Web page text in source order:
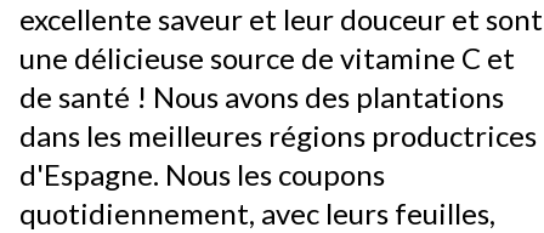
excellente saveur et leur douceur et sont
une délicieuse source de vitamine C et
de santé ! Nous avons des plantations
dans les meilleures régions productrices
d'Espagne. Nous les coupons
quotidiennement, avec leurs feuilles,